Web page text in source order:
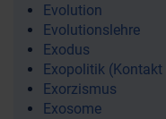
Evolution
Evolutionslehre
Exodus
Exopolitik (Kontakt
Exorzismus
Exosome